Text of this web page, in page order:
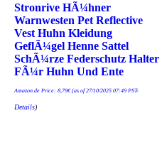
Stronrive HÃ¼hner
Warnwesten Pet Reflective
Vest Huhn Kleidung
GeflÃ¼gel Henne Sattel
SchÃ¼rze Federschutz Halter
FÃ¼r Huhn Und Ente
Amazon.de Price: 8,79€(as of 27/10/2025 07:49 PST-
Details)